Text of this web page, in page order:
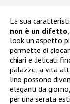
La sua
non è un difetto
look un aspetto
permette di
chiari e delicati
palazzo, a vita
lino possono
eleganti da
per una serata